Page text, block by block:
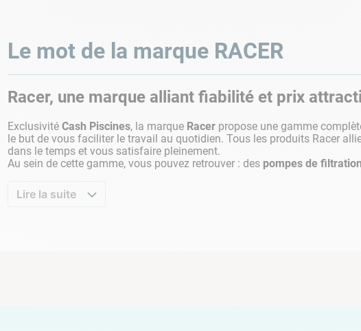
Le mot de la marque RACER
Racer, une marque alliant fiabilité et prix
Exclusivité Cash Piscines, la marque Racer propose une gamme
le but de vous faciliter le travail au quotidien. Tous les produits Racer
dans le temps et vous satisfaire pleinement.
Au sein de cette gamme, vous pouvez retrouver : des pompes de filtration
Lire la suite